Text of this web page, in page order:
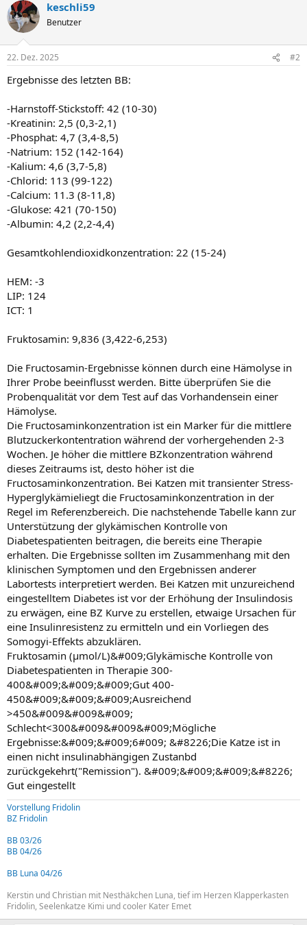
keschli59
Benutzer
22. Dez. 2025 #2
Ergebnisse des letzten BB:
-Harnstoff-Stickstoff: 42 (10-30)
-Kreatinin: 2,5 (0,3-2,1)
-Phosphat: 4,7 (3,4-8,5)
-Natrium: 152 (142-164)
-Kalium: 4,6 (3,7-5,8)
-Chlorid: 113 (99-122)
-Calcium: 11.3 (8-11,8)
-Glukose: 421 (70-150)
-Albumin: 4,2 (2,2-4,4)
Gesamtkohlendioxidkonzentration: 22 (15-24)
HEM: -3
LIP: 124
ICT: 1
Fruktosamin: 9,836 (3,422-6,253)
Die Fructosamin-Ergebnisse können durch eine Hämolyse in
Ihrer Probe beeinflusst werden. Bitte überprüfen Sie die
Probenqualität vor dem Test auf das Vorhandensein einer
Hämolyse.
Die Fructosaminkonzentration ist ein Marker für die mittlere
Blutzuckerkontentration während der vorhergehenden 2-3
Wochen. Je höher die mittlere BZkonzentration während
dieses Zeitraums ist, desto höher ist die
Fructosaminkonzentration. Bei Katzen mit transienter Stress-
Hyperglykämieliegt die Fructosaminkonzentration in der
Regel im Referenzbereich. Die nachstehende Tabelle kann zur
Unterstützung der glykämischen Kontrolle von
Diabetespatienten beitragen, die bereits eine Therapie
erhalten. Die Ergebnisse sollten im Zusammenhang mit den
klinischen Symptomen und den Ergebnissen anderer
Labortests interpretiert werden. Bei Katzen mit unzureichend
eingestelltem Diabetes ist vor der Erhöhung der Insulindosis
zu erwägen, eine BZ Kurve zu erstellen, etwaige Ursachen für
eine Insulinresistenz zu ermitteln und ein Vorliegen des
Somogyi-Effekts abzuklären.
Fruktosamin (µmol/L)&#009;Glykämische Kontrolle von
Diabetespatienten in Therapie 300-
400&#009;&#009;&#009;Gut 400-
450&#009;&#009;&#009;Ausreichend
>450&#009&#009&#009;
Schlecht<300&#009&#009&#009;Mögliche
Ergebnisse:&#009;&#009;6#009; &#8226;Die Katze ist in
einen nicht insulinabhängigen Zustanbd
zurückgekehrt("Remission"). &#009;&#009;&#009;&#8226;
Gut eingestellt
Vorstellung Fridolin
BZ Fridolin
BB 03/26
BB 04/26
BB Luna 04/26
Kerstin und Christian mit Nesthäkchen Luna, tief im Herzen Klapperkasten
Fridolin, Seelenkatze Kimi und cooler Kater Emet